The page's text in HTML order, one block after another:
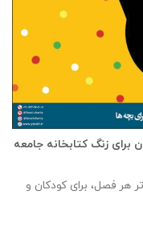
زنگ کتابخانه جامعه
هر فصل، برای کودکان و